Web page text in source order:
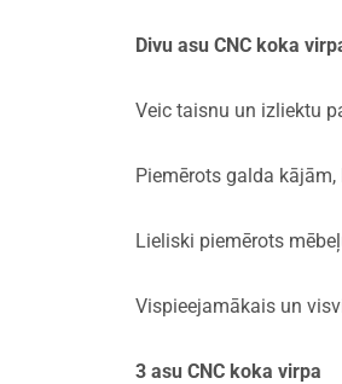
Divu asu CNC koka
Veic taisnu un izliektu
Piemērots galda
Lieliski piemērots
Vispieejamākais un
3 asu CNC koka virpa